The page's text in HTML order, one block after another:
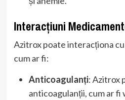
Interacțiuni
Azitrox poate interacționa
cum ar fi:
Anticoagulanți: Azitrox
anticoagulanții, cum ar fi